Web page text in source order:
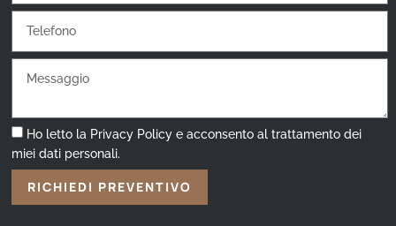
Ho letto la Privacy Policy e acconsento al trattamento dei
miei dati personali.
RICHIEDI PREVENTIVO